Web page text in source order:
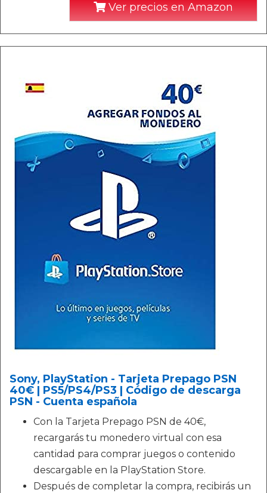
Ver precios en Amazon
Sony, PlayStation - Tarjeta Prepago PSN
40€ | PS5/PS4/PS3 | Código de descarga
PSN - Cuenta española
Con la Tarjeta Prepago PSN de 40€,
recargarás tu monedero virtual con esa
cantidad para comprar juegos o contenido
descargable en la PlayStation Store.
Después de completar la compra, recibirás un